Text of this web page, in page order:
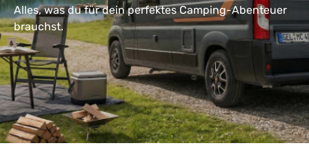
Alles, was du für dein perfektes Camping-Abenteuer
brauchst.